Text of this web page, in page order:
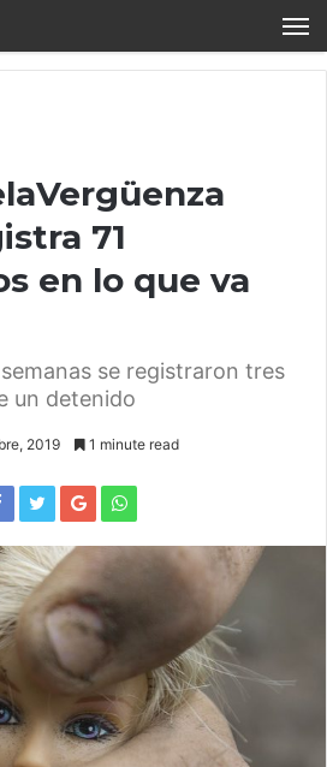
71
en lo que va
se registraron tres
un detenido
2019 1 minute read